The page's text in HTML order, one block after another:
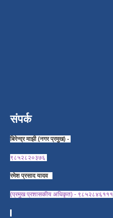
संपर्क
बिरेन्द्र माझी (नगर प्रमुख) -
९८५२८२०३७६
रमेश प्रसाद यादव
(प्रमुख प्रशासकीय अधिकृत) - ९८५२८४६१११